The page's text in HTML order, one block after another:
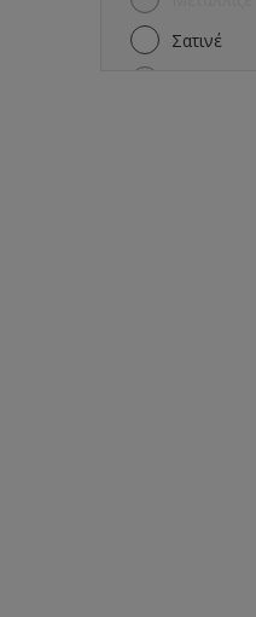
Σατινέ